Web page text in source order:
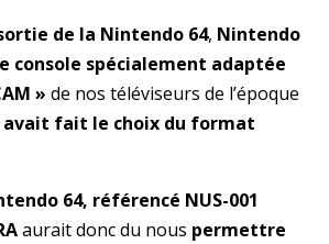
de la Nintendo 64, Nintendo
console spécialement adaptée
» de nos téléviseurs de l’époque
avait fait le choix du format
64, référencé NUS-001
aurait donc du nous permettre